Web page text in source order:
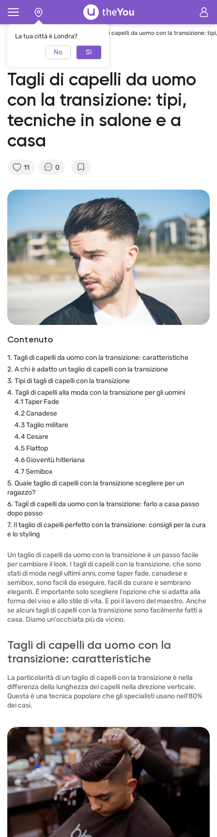
La tua città è Londra?
No Sì
Pagina principale Rivista Tagli di capelli da uomo con la transizione:
theYou Team
Tagli di capelli da uomo
con la transizione: tipi,
tecniche in salone e a
casa
11 0
Contenuto
1. Tagli di capelli da uomo con la transizione: caratteristiche
2. A chi è adatto un taglio di capelli con la transizione
3. Tipi di tagli di capelli con la transizione
4. Tagli di capelli alla moda con la transizione per gli uomini
4.1 Taper Fade
4.2 Canadese
4.3 Taglio militare
4.4 Cesare
4.5 Flattop
4.6 Gioventù hitleriana
4.7 Semibox
5. Quale taglio di capelli con la transizione scegliere per un
ragazzo?
6. Tagli di capelli da uomo con la transizione: farlo a casa passo
dopo passo
7. Il taglio di capelli perfetto con la transizione: consigli per la cura
e lo styling
Un taglio di capelli da uomo con la transizione è un passo facile
per cambiare il look. I tagli di capelli con la transizione, che sono
stati di moda negli ultimi anni, come taper fade, canadese e
semibox, sono facili da eseguire, facili da curare e sembrano
eleganti. È importante solo scegliere l'opzione che si adatta alla
forma del viso e allo stile di vita. E poi il lavoro del maestro. Anche
se alcuni tagli di capelli con la transizione sono facilmente fatti a
casa. Diamo un'occhiata più da vicino.
Tagli di capelli da uomo con la
transizione: caratteristiche
La particolarità di un taglio di capelli con la transizione è nella
differenza della lunghezza dei capelli nella direzione verticale.
Questa è una tecnica popolare che gli specialisti usano nell'80%
dei casi.